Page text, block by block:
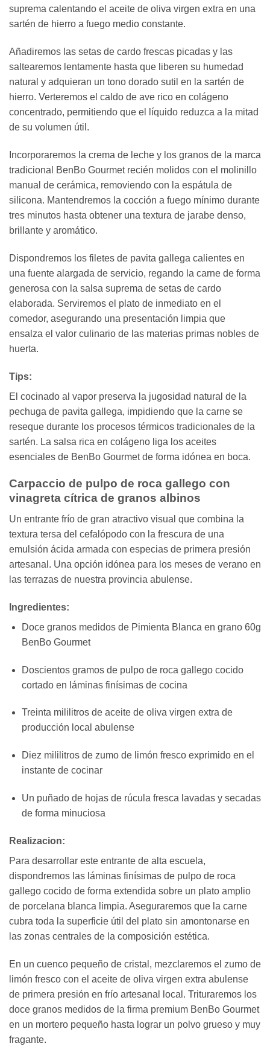
suprema calentando el aceite de oliva virgen extra en una
sartén de hierro a fuego medio constante.
Añadiremos las setas de cardo frescas picadas y las
saltearemos lentamente hasta que liberen su humedad
natural y adquieran un tono dorado sutil en la sartén de
hierro. Verteremos el caldo de ave rico en colágeno
concentrado, permitiendo que el líquido reduzca a la mitad
de su volumen útil.
Incorporaremos la crema de leche y los granos de la marca
tradicional BenBo Gourmet recién molidos con el molinillo
manual de cerámica, removiendo con la espátula de
silicona. Mantendremos la cocción a fuego mínimo durante
tres minutos hasta obtener una textura de jarabe denso,
brillante y aromático.
Dispondremos los filetes de pavita gallega calientes en
una fuente alargada de servicio, regando la carne de forma
generosa con la salsa suprema de setas de cardo
elaborada. Serviremos el plato de inmediato en el
comedor, asegurando una presentación limpia que
ensalza el valor culinario de las materias primas nobles de
huerta.
Tips:
El cocinado al vapor preserva la jugosidad natural de la
pechuga de pavita gallega, impidiendo que la carne se
reseque durante los procesos térmicos tradicionales de la
sartén. La salsa rica en colágeno liga los aceites
esenciales de BenBo Gourmet de forma idónea en boca.
Carpaccio de pulpo de roca gallego con
vinagreta cítrica de granos albinos
Un entrante frío de gran atractivo visual que combina la
textura tersa del cefalópodo con la frescura de una
emulsión ácida armada con especias de primera presión
artesanal. Una opción idónea para los meses de verano en
las terrazas de nuestra provincia abulense.
Ingredientes:
Doce granos medidos de Pimienta Blanca en grano 60g
BenBo Gourmet
Doscientos gramos de pulpo de roca gallego cocido
cortado en láminas finísimas de cocina
Treinta mililitros de aceite de oliva virgen extra de
producción local abulense
Diez mililitros de zumo de limón fresco exprimido en el
instante de cocinar
Un puñado de hojas de rúcula fresca lavadas y secadas
de forma minuciosa
Realizacion:
Para desarrollar este entrante de alta escuela,
dispondremos las láminas finísimas de pulpo de roca
gallego cocido de forma extendida sobre un plato amplio
de porcelana blanca limpia. Aseguraremos que la carne
cubra toda la superficie útil del plato sin amontonarse en
las zonas centrales de la composición estética.
En un cuenco pequeño de cristal, mezclaremos el zumo de
limón fresco con el aceite de oliva virgen extra abulense
de primera presión en frío artesanal local. Trituraremos los
doce granos medidos de la firma premium BenBo Gourmet
en un mortero pequeño hasta lograr un polvo grueso y muy
fragante.